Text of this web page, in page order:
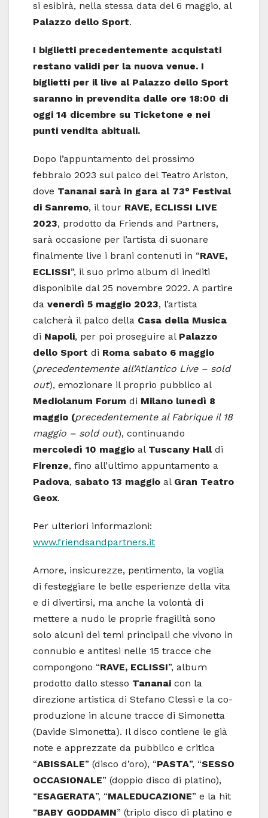
si esibirà, nella stessa data del 6 maggio, al
Palazzo dello Sport.
I biglietti precedentemente acquistati
restano validi per la nuova venue. I
biglietti per il live al Palazzo dello Sport
saranno in prevendita dalle ore 18:00 di
oggi 14 dicembre su Ticketone e nei
punti vendita abituali.
Dopo l’appuntamento del prossimo
febbraio 2023 sul palco del Teatro Ariston,
dove Tananai sarà in gara al 73° Festival
di Sanremo, il tour RAVE, ECLISSI LIVE
2023, prodotto da Friends and Partners,
sarà occasione per l’artista di suonare
finalmente live i brani contenuti in “RAVE,
ECLISSI”, il suo primo album di inediti
disponibile dal 25 novembre 2022. A partire
da venerdì 5 maggio 2023, l’artista
calcherà il palco della Casa della Musica
di Napoli, per poi proseguire al Palazzo
dello Sport di Roma sabato 6 maggio
(precedentemente all’Atlantico Live – sold
out), emozionare il proprio pubblico al
Mediolanum Forum di Milano lunedì 8
maggio (precedentemente al Fabrique il 18
maggio – sold out), continuando
mercoledì 10 maggio al Tuscany Halldi
Firenze, fino all’ultimo appuntamento a
Padova, sabato 13 maggio al Gran Teatro
Geox.
Per ulteriori informazioni:
www.friendsandpartners.it
Amore, insicurezze, pentimento, la voglia
di festeggiare le belle esperienze della vita
e di divertirsi, ma anche la volontà di
mettere a nudo le proprie fragilità sono
solo alcuni dei temi principali che vivono in
connubio e antitesi nelle 15 tracce che
compongono “RAVE, ECLISSI”, album
prodotto dallo stesso Tananai con la
direzione artistica di Stefano Clessi e la co-
produzione in alcune tracce di Simonetta
(Davide Simonetta). Il disco contiene le già
note e apprezzate da pubblico e critica
“ABISSALE” (disco d’oro), “PASTA”, “SESSO
OCCASIONALE” (doppio disco di platino),
“ESAGERATA”, “MALEDUCAZIONE” e la hit
“BABY GODDAMN” (triplo disco di platino e